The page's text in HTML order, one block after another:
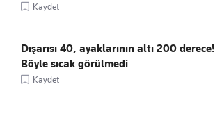
Kaydet
Dışarısı 40, ayaklarının altı 200 derece!
Böyle sıcak görülmedi
Kaydet